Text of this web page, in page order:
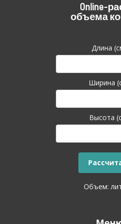
Online-
объема
Длина
Ширина
Высота
Объем: